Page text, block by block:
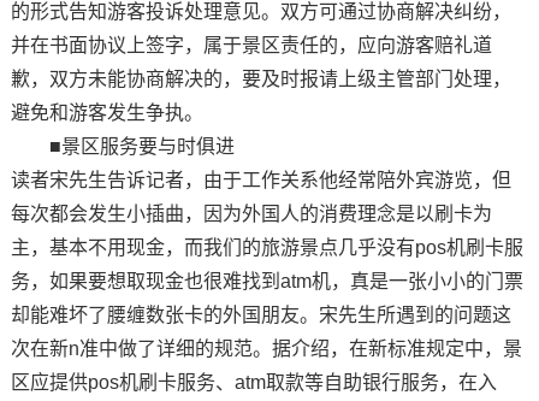
的形式告知游客投诉处理意见。双方可通过协商解决纠纷，
并在书面协议上签字，属于景区责任的，应向游客赔礼道
歉，双方未能协商解决的，要及时报请上级主管部门处理，
避免和游客发生争执。
■景区服务要与时俱进
读者宋先生告诉记者，由于工作关系他经常陪外宾游览，但
每次都会发生小插曲，因为外国人的消费理念是以刷卡为
主，基本不用现金，而我们的旅游景点几乎没有pos机刷卡服
务，如果要想取现金也很难找到atm机，真是一张小小的门票
却能难坏了腰缠数张卡的外国朋友。宋先生所遇到的问题这
次在新n准中做了详细的规范。据介绍，在新标准规定中，景
区应提供pos机刷卡服务、atm取款等自助银行服务，在入